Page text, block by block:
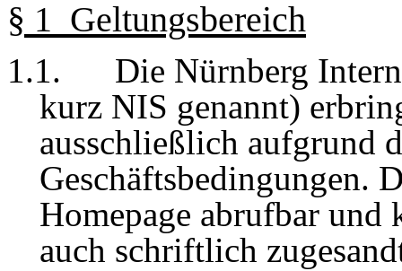
§ 1 Geltungsbereich
1.1.
Die Nürnberg
kurz NIS genannt)
ausschließlich aufgrund
Geschäftsbedingungen.
Homepage abrufbar und
auch schriftlich